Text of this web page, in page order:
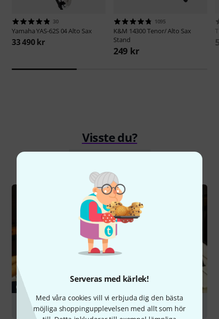
Serveras med kärlek!
Med våra cookies vill vi erbjuda dig den bästa
möjliga shoppingupplevelsen med allt som hör
30
YamahaYAS-62S 04 Alto Sax
33 490 kr
1095
K&M 14300 Tenor/ Alto Sax
Stand
249 kr
Visste du?
GUIDE
Choosing a Beginner's Instrument